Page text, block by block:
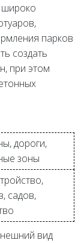
широко
парков
создать
при этом
дороги,
зоны
садов,
вид